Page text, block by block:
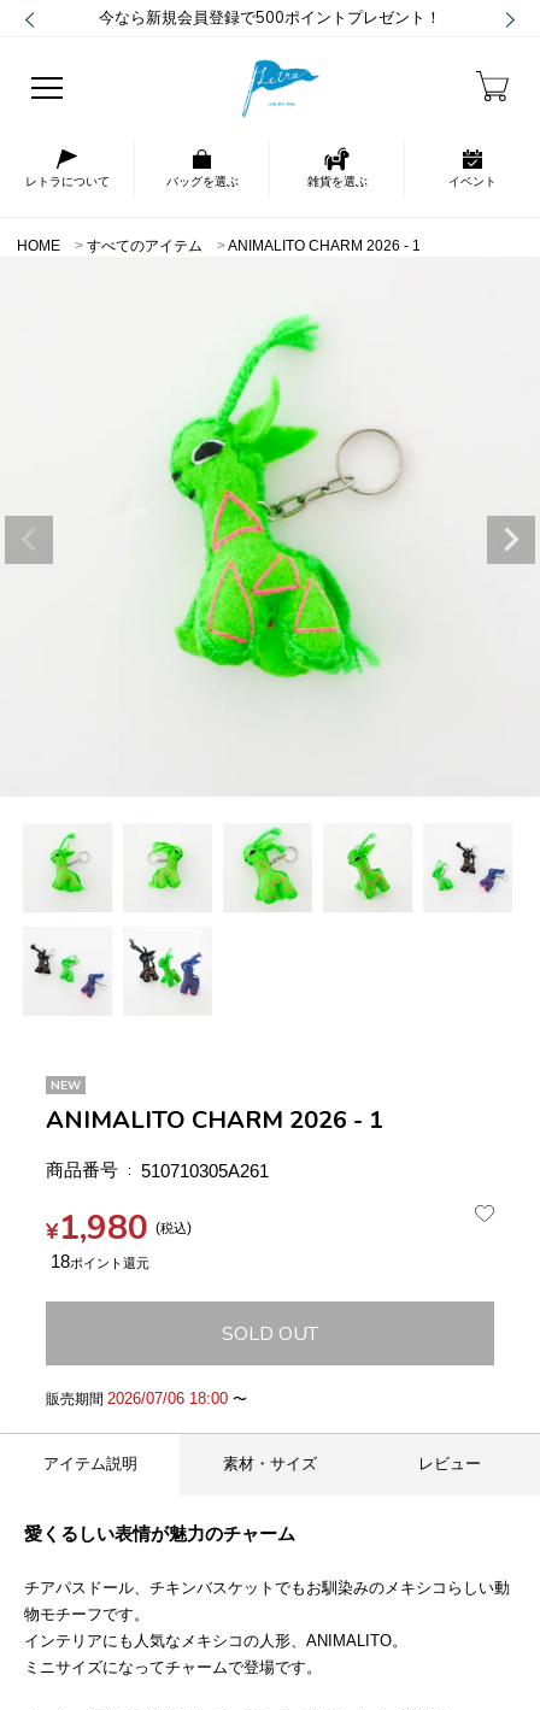
今なら新規会員登録で500ポイントプレゼント！
レトラについて バッグを選ぶ 雑貨を選ぶ イベント
HOME すべてのアイテム ANIMALITO CHARM 2026 - 1
NEW
ANIMALITO CHARM 2026 - 1
商品番号 510710305A261
¥1,980 税込
18
SOLD OUT
販売期間 2026/07/06 18:00〜
アイテム説明 素材・サイズ レビュー
愛くるしい表情が魅力のチャーム
チアパスドール、チキンバスケットでもお馴染みのメキシコらしい動
物モチーフです。
インテリアにも人気なメキシコの人形、ANIMALITO。
ミニサイズになってチャームで登場です。